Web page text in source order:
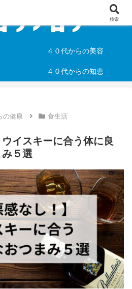
４０代からの美容
４０代からの知恵
の健康 食生活
ウイスキーに合う体に良
５選
検索